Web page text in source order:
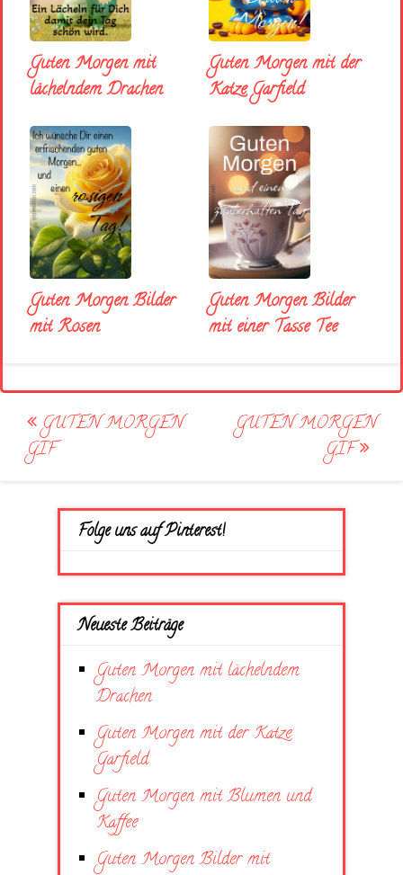
Guten Morgen mit
lächelndem Drachen
Guten Morgen mit der
Katze Garfield
Guten Morgen Bilder
mit Rosen
Guten Morgen Bilder
mit einer Tasse Tee
Post
navigation
GUTEN MORGEN
GIF
GUTEN MORGEN
GIF
Folge uns auf Pinterest!
Neueste Beiträge
Guten Morgen mit lächelndem
Drachen
Guten Morgen mit der Katze
Garfield
Guten Morgen mit Blumen und
Kaffee
Guten Morgen Bilder mit